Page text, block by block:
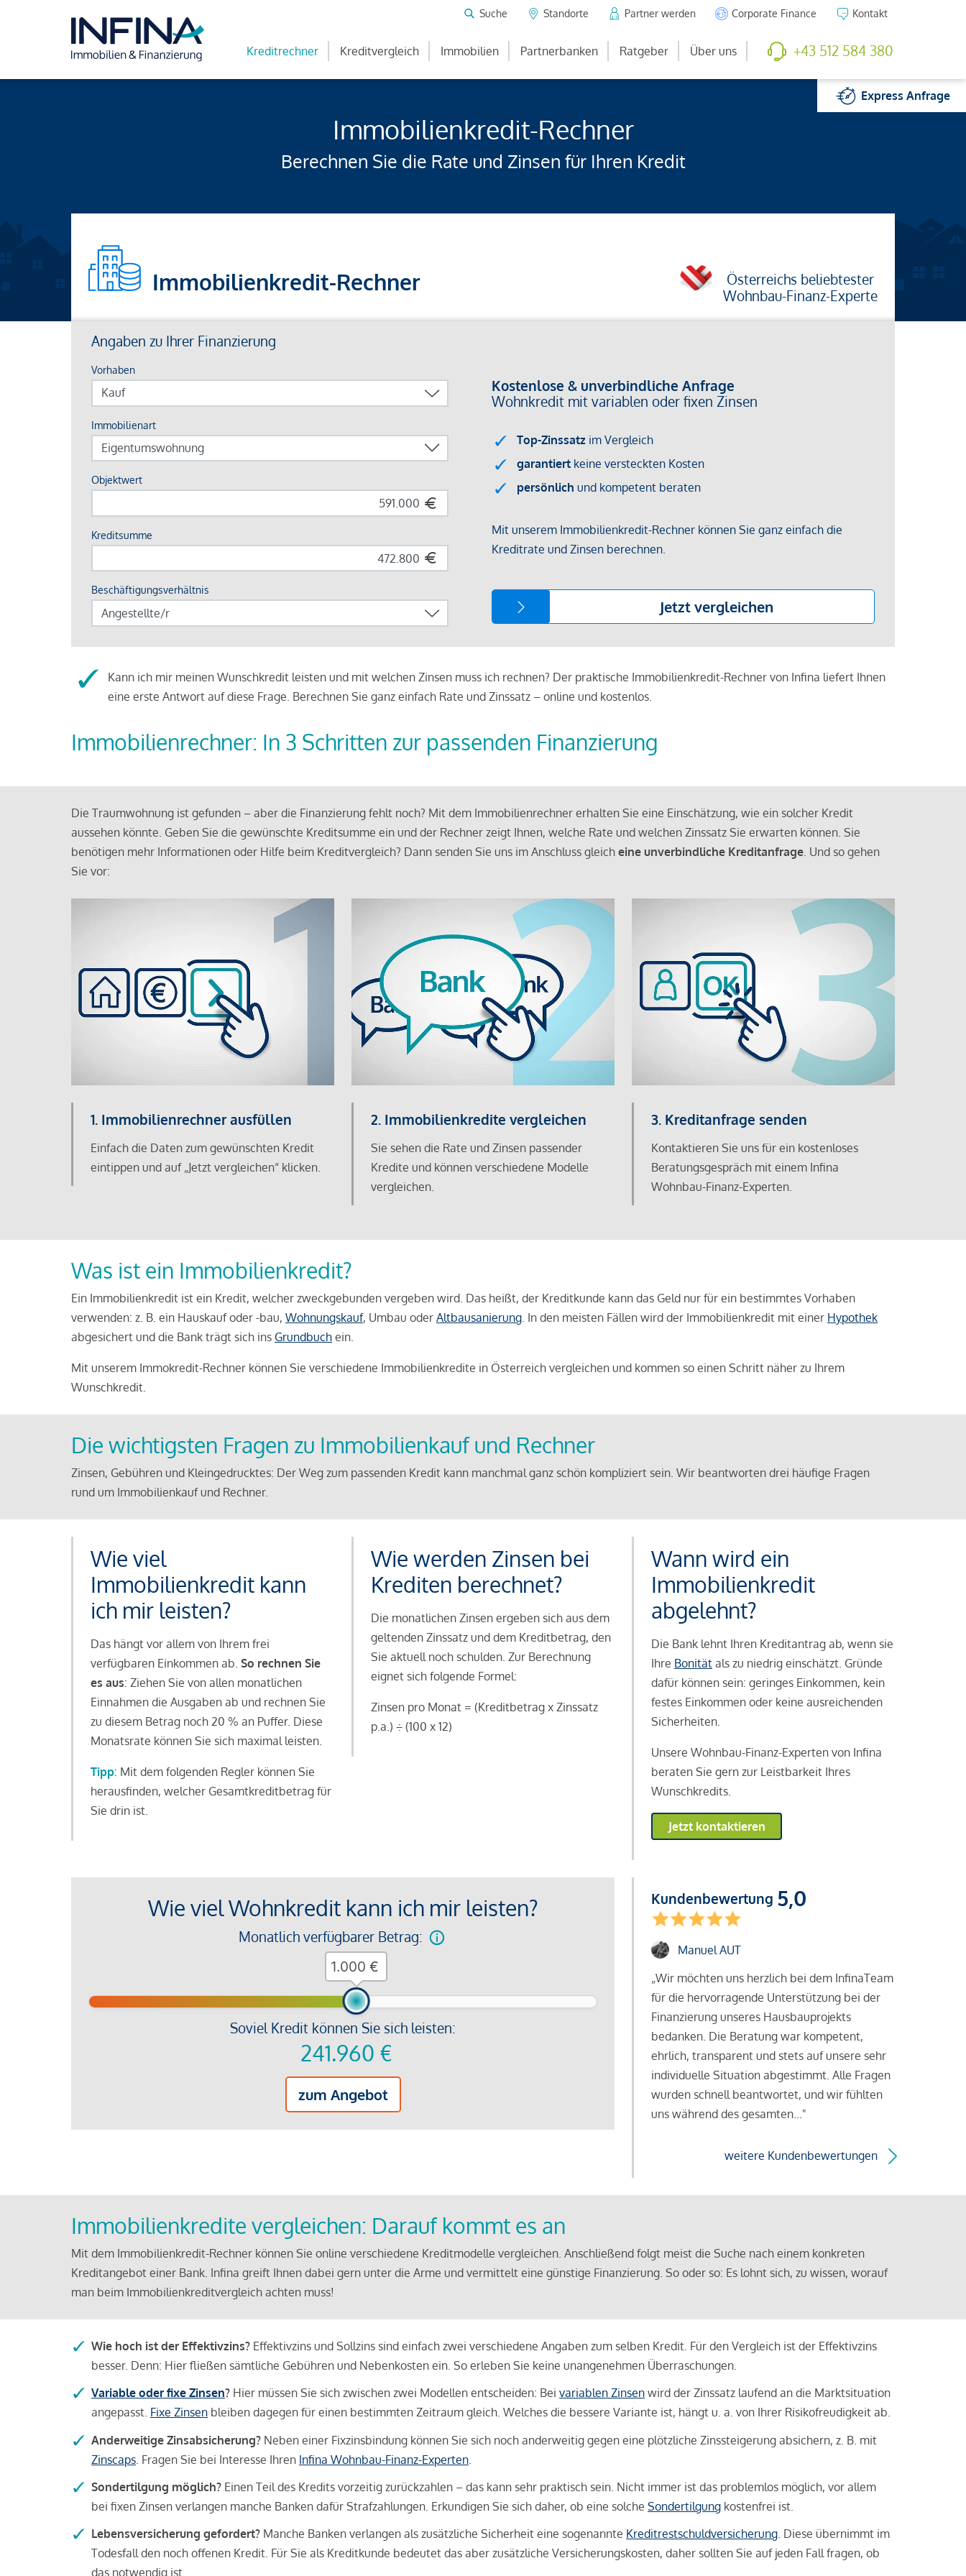
Suche Standorte Partner werden Corporate Finance Kontakt
Kreditrechner Kreditvergleich Immobilien Partnerbanken Ratgeber Über uns +43 512 584 380
ExpressAnfrage
Immobilienkredit-Rechner
Berechnen Sie die Rate und Zinsen für Ihren Kredit
Immobilienkredit-Rechner
Österreichs beliebtester
Wohnbau-Finanz-Experte
Kann ich mir meinen Wunschkredit leisten und mit welchen Zinsen muss ich rechnen? Der praktische Immobilienkredit-Rechner von Infina liefert Ihnen
eine erste Antwort auf diese Frage. Berechnen Sie ganz einfach Rate und Zinssatz – online und kostenlos.
Immobilienrechner: In 3 Schritten zur passenden Finanzierung
Die Traumwohnung ist gefunden – aber die Finanzierung fehlt noch? Mit dem Immobilienrechner erhalten Sie eine Einschätzung, wie ein solcher Kredit
aussehen könnte. Geben Sie die gewünschte Kreditsumme ein und der Rechner zeigt Ihnen, welche Rate und welchen Zinssatz Sie erwarten können. Sie
benötigen mehr Informationen oder Hilfe beim Kreditvergleich? Dann senden Sie uns im Anschluss gleich eine unverbindliche Kreditanfrage. Und so gehen
Sie vor:
1. Immobilienrechner ausfüllen
Einfach die Daten zum gewünschten Kredit
eintippen und auf „Jetzt vergleichen“ klicken.
2. Immobilienkredite vergleichen
Sie sehen die Rate und Zinsen passender
Kredite und können verschiedene Modelle
vergleichen.
3. Kreditanfrage senden
Kontaktieren Sie uns für ein kostenloses
Beratungsgespräch mit einem Infina
Wohnbau-Finanz-Experten.
Was ist ein Immobilienkredit?
Ein Immobilienkredit ist ein Kredit, welcher zweckgebunden vergeben wird. Das heißt, der Kreditkunde kann das Geld nur für ein bestimmtes Vorhaben
verwenden: z. B. ein Hauskauf oder -bau, Wohnungskauf, Umbau oder Altbausanierung. In den meisten Fällen wird der Immobilienkredit mit einer Hypothek
abgesichert und die Bank trägt sich ins Grundbuch ein.
Mit unserem Immokredit-Rechner können Sie verschiedene Immobilienkredite in Österreich vergleichen und kommen so einen Schritt näher zu Ihrem
Wunschkredit.
Die wichtigsten Fragen zu Immobilienkauf und Rechner
Zinsen, Gebühren und Kleingedrucktes: Der Weg zum passenden Kredit kann manchmal ganz schön kompliziert sein. Wir beantworten drei häufige Fragen
rund um Immobilienkauf und Rechner.
Wie viel
Immobilienkredit kann
ich mir leisten?
Das hängt vor allem von Ihrem frei
verfügbaren Einkommen ab. So rechnen Sie
es aus: Ziehen Sie von allen monatlichen
Einnahmen die Ausgaben ab und rechnen Sie
zu diesem Betrag noch 20 % an Puffer. Diese
Monatsrate können Sie sich maximal leisten.
Tipp: Mit dem folgenden Regler können Sie
herausfinden, welcher Gesamtkreditbetrag für
Sie drin ist.
Wie werden Zinsen bei
Krediten berechnet?
Die monatlichen Zinsen ergeben sich aus dem
geltenden Zinssatz und dem Kreditbetrag, den
Sie aktuell noch schulden. Zur Berechnung
eignet sich folgende Formel:
Zinsen pro Monat = (Kreditbetrag x Zinssatz
p.a.) ÷ (100 x 12)
Wann wird ein
Immobilienkredit
abgelehnt?
Die Bank lehnt Ihren Kreditantrag ab, wenn sie
Ihre Bonitätals zu niedrig einschätzt. Gründe
dafür können sein: geringes Einkommen, kein
festes Einkommen oder keine ausreichenden
Sicherheiten.
Unsere Wohnbau-Finanz-Experten von Infina
beraten Sie gern zur Leistbarkeit Ihres
Wunschkredits.
Jetzt kontaktieren
Wie viel Wohnkredit kann ich mir leisten?
Monatlich verfügbarer Betrag:
Soviel Kredit können Sie sich leisten:
241.960 €
zum Angebot
€
Kundenbewertung 5,0
Manuel AUT
„Wir möchten uns herzlich bei dem InfinaTeam
für die hervorragende Unterstützung bei der
Finanzierung unseres Hausbauprojekts
bedanken. Die Beratung war kompetent,
ehrlich, transparent und stets auf unsere sehr
individuelle Situation abgestimmt. Alle Fragen
wurden schnell beantwortet, und wir fühlten
uns während des gesamten..."
weitere Kundenbewertungen
Immobilienkredite vergleichen: Darauf kommt es an
Mit dem Immobilienkredit-Rechner können Sie online verschiedene Kreditmodelle vergleichen. Anschließend folgt meist die Suche nach einem konkreten
Kreditangebot einer Bank. Infina greift Ihnen dabei gern unter die Arme und vermittelt eine günstige Finanzierung. So oder so: Es lohnt sich, zu wissen, worauf
man beim Immobilienkreditvergleich achten muss!
Wie hoch ist der Effektivzins? Effektivzins und Sollzins sind einfach zwei verschiedene Angaben zum selben Kredit. Für den Vergleich ist der Effektivzins
besser. Denn: Hier fließen sämtliche Gebühren und Nebenkosten ein. So erleben Sie keine unangenehmen Überraschungen.
Variable oder fixe Zinsen? Hier müssen Sie sich zwischen zwei Modellen entscheiden: Bei variablen Zinsen wird der Zinssatz laufend an die Marktsituation
angepasst. Fixe Zinsen bleiben dagegen für einen bestimmten Zeitraum gleich. Welches die bessere Variante ist, hängt u. a. von Ihrer Risikofreudigkeit ab.
Anderweitige Zinsabsicherung? Neben einer Fixzinsbindung können Sie sich noch anderweitig gegen eine plötzliche Zinssteigerung absichern, z. B. mit
Zinscaps . Fragen Sie bei Interesse Ihren Infina Wohnbau-Finanz-Experten
Sondertilgung möglich? Einen Teil des Kredits vorzeitig zurückzahlen – das kann sehr praktisch sein. Nicht immer ist das problemlos möglich, vor allem
bei fixen Zinsen verlangen manche Banken dafür Strafzahlungen. Erkundigen Sie sich daher, ob eine solche Sondertilgung kostenfrei ist.
Lebensversicherung gefordert? Manche Banken verlangen als zusätzliche Sicherheit eine sogenannte Kreditrestschuldversicherung . Diese übernimmt im
Todesfall den noch offenen Kredit. Für Sie als Kreditkunde bedeutet das aber zusätzliche Versicherungskosten, daher sollten Sie auf jeden Fall fragen, ob
das notwendig ist.